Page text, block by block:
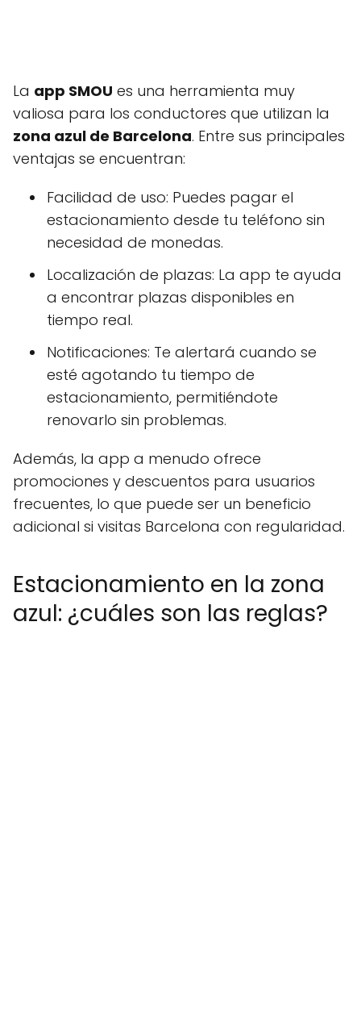
La app SMOU es una herramienta muy
valiosa para los conductores que utilizan la
zona azul de Barcelona. Entre sus principales
ventajas se encuentran:
Facilidad de uso: Puedes pagar el
estacionamiento desde tu teléfono sin
necesidad de monedas.
Localización de plazas: La app te ayuda
a encontrar plazas disponibles en
tiempo real.
Notificaciones: Te alertará cuando se
esté agotando tu tiempo de
estacionamiento, permitiéndote
renovarlo sin problemas.
Además, la app a menudo ofrece
promociones y descuentos para usuarios
frecuentes, lo que puede ser un beneficio
adicional si visitas Barcelona con regularidad.
Estacionamiento en la zona
azul: ¿cuáles son las reglas?